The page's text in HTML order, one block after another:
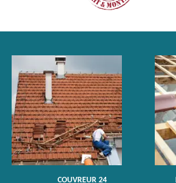
COUVREUR 24